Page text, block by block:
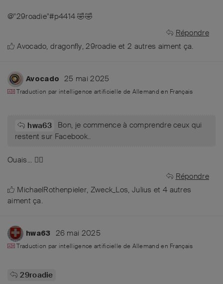
@"29roadie"#p4414 🤣🤣
Répondre
Avocado,dragonfly,29roadie et 2 autres aiment ça.
Avocado 25 mai 2025
Traduction par intelligence artificielle de Allemand en Français
hwa63
Bon, je commence à comprendre ceux qui
restent sur Facebook..
Ouais... ✌🏼
Répondre
MichaelRothenpieler, Zweck_Los, Julius et 4 autres
aiment ça.
hwa63 26 mai 2025
Traduction par intelligence artificielle de Allemand en Français
29roadie